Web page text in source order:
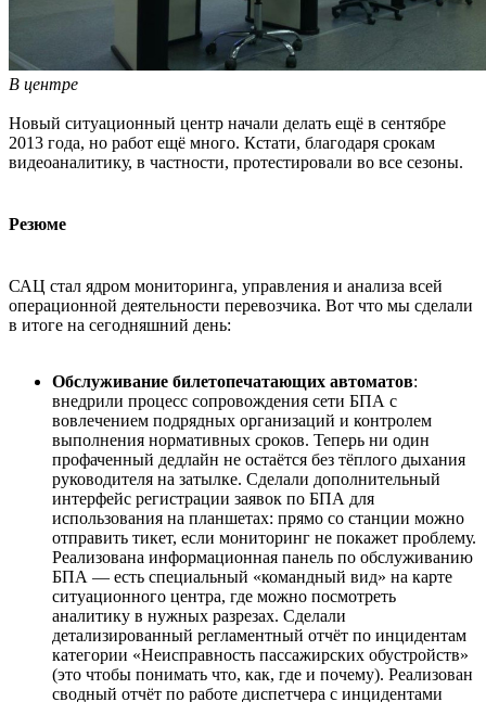
В центре
Новый ситуационный центр начали делать ещё в сентябре
2013 года, но работ ещё много. Кстати, благодаря срокам
видеоаналитику, в частности, протестировали во все сезоны.
Резюме
САЦ стал ядром мониторинга, управления и анализа всей
операционной деятельности перевозчика. Вот что мы сделали
в итоге на сегодняшний день:
Обслуживание билетопечатающих автоматов:
внедрили процесс сопровождения сети БПА с
вовлечением подрядных организаций и контролем
выполнения нормативных сроков. Теперь ни один
профаченный дедлайн не остаётся без тёплого дыхания
руководителя на затылке. Сделали дополнительный
интерфейс регистрации заявок по БПА для
использования на планшетах: прямо со станции можно
отправить тикет, если мониторинг не покажет проблему.
Реализована информационная панель по обслуживанию
БПА — есть специальный «командный вид» на карте
ситуационного центра, где можно посмотреть
аналитику в нужных разрезах. Сделали
детализированный регламентный отчёт по инцидентам
категории «Неисправность пассажирских обустройств»
(это чтобы понимать что, как, где и почему). Реализован
сводный отчёт по работе диспетчера с инцидентами